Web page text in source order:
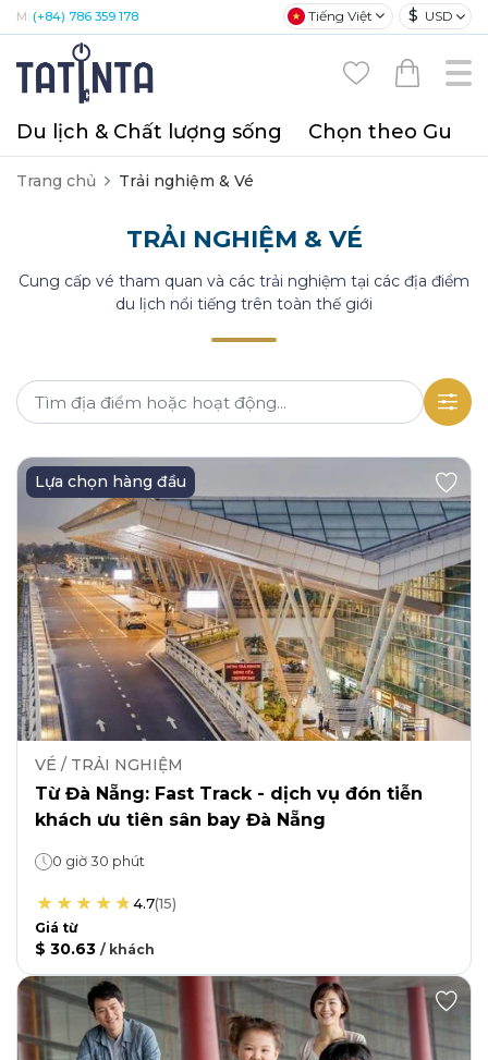
M: (+84) 786 359 178 Tiếng Việt $ USD
Du lịch & Chất lượng sống Chọn theo Gu
Trang chủ Trải nghiệm & Vé
TRẢI NGHIỆM & VÉ
Cung cấp vé tham quan và các trải nghiệm tại các địa điểm
du lịch nổi tiếng trên toàn thế giới
Lựa chọn hàng đầu
VÉ / TRẢI NGHIỆM
Từ Đà Nẵng: Fast Track - dịch vụ đón tiễn
khách ưu tiên sân bay Đà Nẵng
0 giờ 30 phút
4.7(15)
Giá từ
$ 30.63 / khách